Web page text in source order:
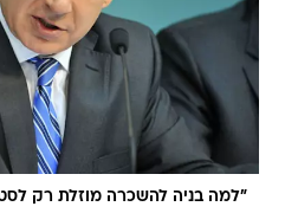
"למה בניה להשכרה מוזלת רק